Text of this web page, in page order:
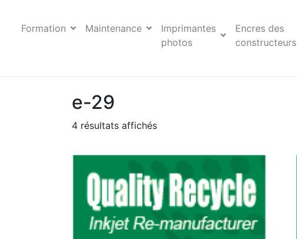
Formation Maintenance
Imprimantes
photos
Encres des
constructeurs
e-29
4 résultats affichés